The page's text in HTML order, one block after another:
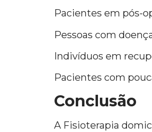
Pacientes em pós-
Pessoas com
Indivíduos em
Pacientes com
Conclusão
A Fisioterapia